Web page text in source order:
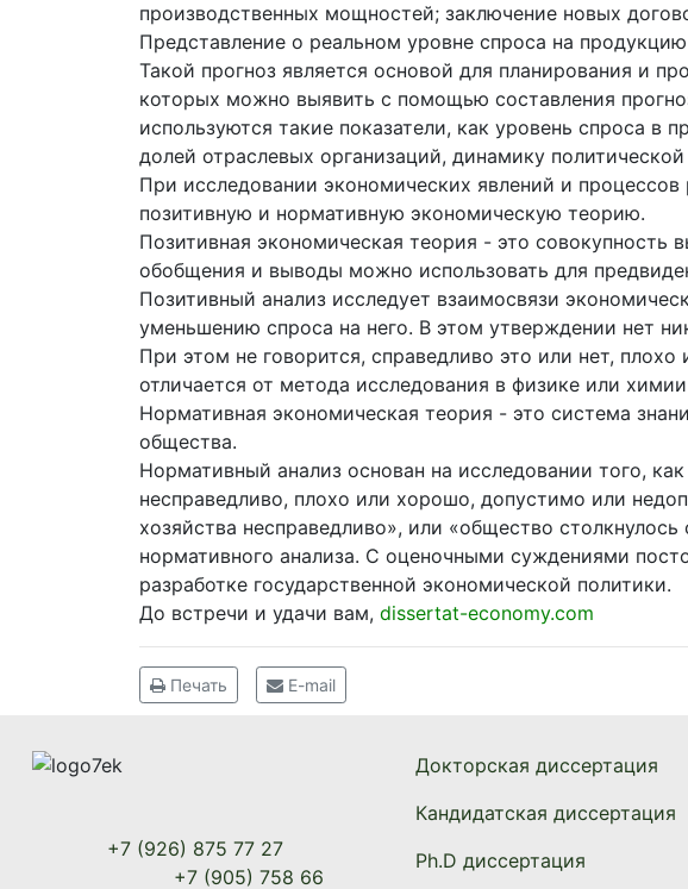
производственных мощностей; заключение новых
Представление о реальном уровне спроса на
Такой прогноз является основой для планирования и
которых можно выявить с помощью составления
используются такие показатели, как уровень спроса
долей отраслевых организаций, динамику
При исследовании экономических явлений и
позитивную и нормативную экономическую теорию.
Позитивная экономическая теория - это
обобщения и выводы можно использовать для
Позитивный анализ исследует взаимосвязи
уменьшению спроса на него. В этом утверждении нет
При этом не говорится, справедливо это или нет,
отличается от метода исследования в физике или
Нормативная экономическая теория - это система
общества.
Нормативный анализ основан на исследовании того,
несправедливо, плохо или хорошо, допустимо или
хозяйства несправедливо», или «общество
нормативного анализа. С оценочными суждениями
разработке государственной экономической политики.
До встречи и удачи вам, dissertat-economy.com
Печать E-mail
+7 (926) 875 77 27
+7 (905) 758 66
Докторская диссертация
Кандидатская диссертация
Ph.D диссертация